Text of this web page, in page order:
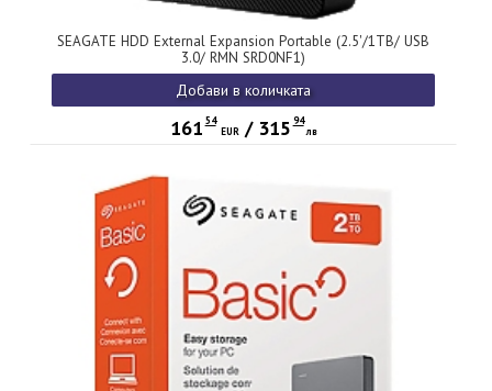
SEAGATE HDD External Expansion Portable (2.5'/1TB/ USB
3.0/ RMN SRD0NF1)
Добави в количката
161 54
EUR/ 315 94
лв